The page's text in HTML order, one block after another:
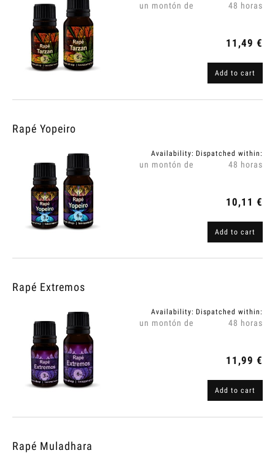
un montón de 48 horas
11,49 €
Add to cart
Rapé Yopeiro
Availability:
un montón de
Dispatched within:
48 horas
10,11 €
Add to cart
Rapé Extremos
Availability:
un montón de
Dispatched within:
48 horas
11,99 €
Add to cart
Rapé Muladhara